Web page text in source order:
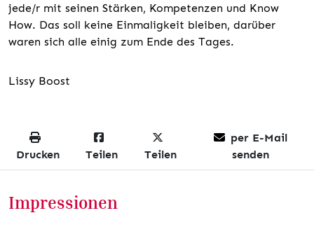
jede/r mit seinen Stärken, Kompetenzen und Know
How. Das soll keine Einmaligkeit bleiben, darüber
waren sich alle einig zum Ende des Tages.
Lissy Boost
Drucken Teilen Teilen
per E-Mail
senden
Impressionen